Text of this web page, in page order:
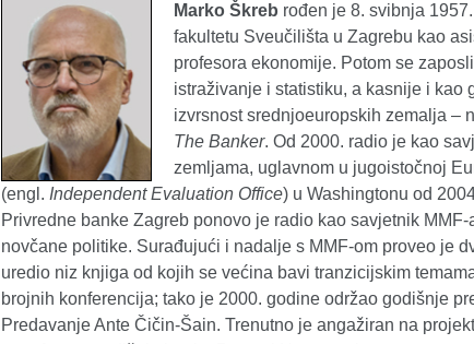
Marko Škreb rođen je 8. svibnja
fakultetu Sveučilišta u Zagrebu kao
profesora ekonomije. Potom se
istraživanje i statistiku, a kasnije i kao
izvrsnost srednjoeuropskih zemalja –
The Banker. Od 2000. radio je kao
zemljama, uglavnom u jugoistočnoj
(engl. Independent Evaluation Office) u Washingtonu od
Privredne banke Zagreb ponovo je radio kao savjetnik
novčane politike. Surađujući i nadalje s MMF-om proveo je
uredio niz knjiga od kojih se većina bavi tranzicijskim
brojnih konferencija; tako je 2000. godine održao godišnje
Predavanje Ante Čičin-Šain. Trenutno je angažiran na